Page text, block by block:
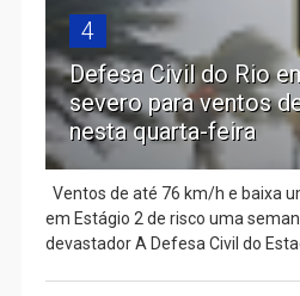
4
Defesa Civil do Rio
severo para ventos
nesta quarta-feira
Ventos de até 76 km/h e baixa
em Estágio 2 de risco uma
devastador A Defesa Civil do